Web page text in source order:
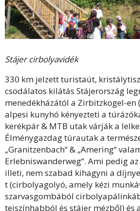
Stájer cirbolyavidék
330 km jelzett turistaút,
csodálatos kilátás Stájerország
menedékházától a Zirbitzkogel-en
alpesi kunyhó kényezteti a
kerékpár & MTB utak várják a
Élménygazdag túrautak a
„Granitzenbach“ & „Amering“
Erlebniswanderweg“. Ami pedig
illeti, nem szabad kihagyni a
t (cirbolyagolyó, amely kézi
szarvasgombából
tejszínhabból és stájer mézből) és